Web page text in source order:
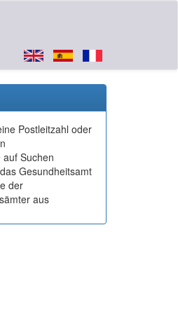
Postleitzahl oder
auf Suchen
Gesundheitsamt
der
aus